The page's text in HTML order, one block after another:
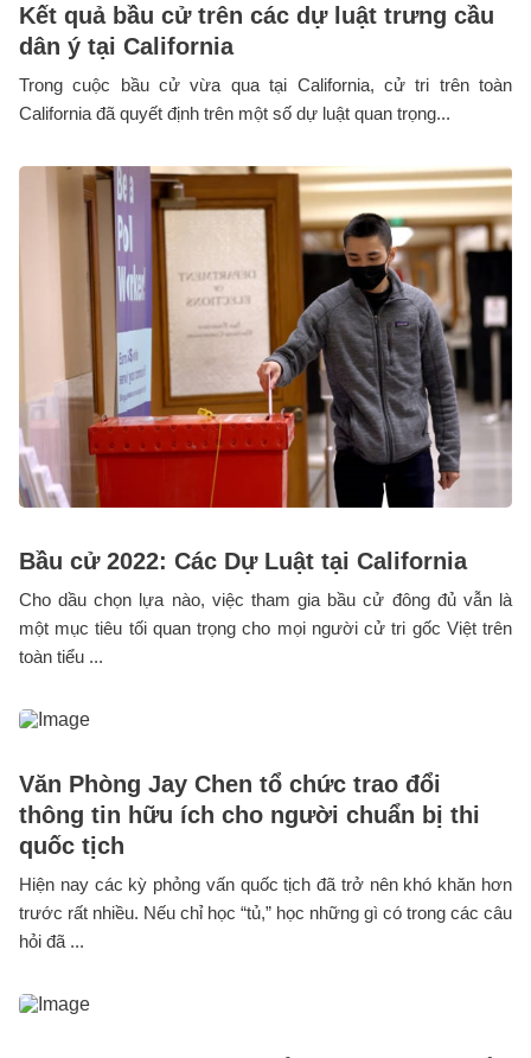
Kết quả bầu cử trên các dự luật trưng cầu
dân ý tại California
Trong cuộc bầu cử vừa qua tại California, cử tri trên toàn
California đã quyết định trên một số dự luật quan trọng...
Bầu cử 2022: Các Dự Luật tại California
Cho dầu chọn lựa nào, việc tham gia bầu cử đông đủ vẫn là
một mục tiêu tối quan trọng cho mọi người cử tri gốc Việt trên
toàn tiểu ...
Văn Phòng Jay Chen tổ chức trao đổi
thông tin hữu ích cho người chuẩn bị thi
quốc tịch
Hiện nay các kỳ phỏng vấn quốc tịch đã trở nên khó khăn hơn
trước rất nhiều. Nếu chỉ học “tủ,” học những gì có trong các câu
hỏi đã ...